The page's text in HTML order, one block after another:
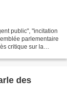
public", "incitation
parlementaire
critique sur la
des